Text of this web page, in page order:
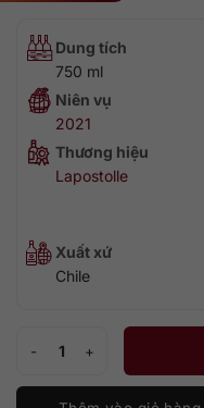
Dung tích
750 ml
Niên vụ
2021
Thương hiệu
Lapostolle
Xuất xứ
Chile
Lapostolle Cuvée